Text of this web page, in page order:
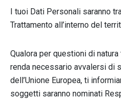
I tuoi Dati Personali saranno
Trattamento all’interno del
Qualora per questioni di
renda necessario avvalersi di
dell’Unione Europea, ti
soggetti saranno nominati